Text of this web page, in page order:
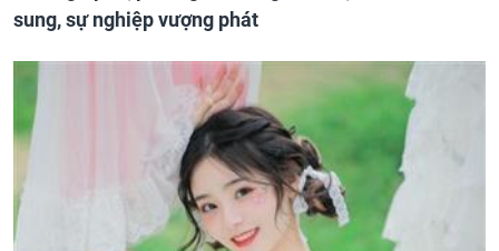
sung, sự nghiệp vượng phát